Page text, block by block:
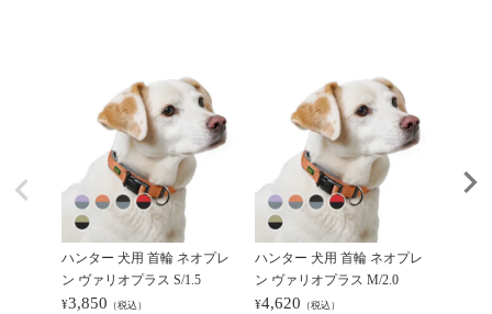
ハンター 犬用 首輪 ネオプレ
ン ヴァリオプラス S/1.5
¥3,850 （税込）
ハンター 犬用 首輪 ネオプレ
ン ヴァリオプラス M/2.0
¥4,620 （税込）